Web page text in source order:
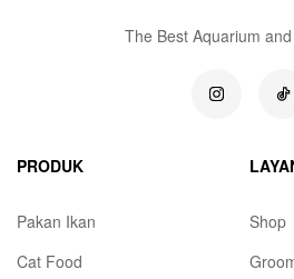
The Best Aquarium
PRODUK
Pakan Ikan
Cat Food
Shop